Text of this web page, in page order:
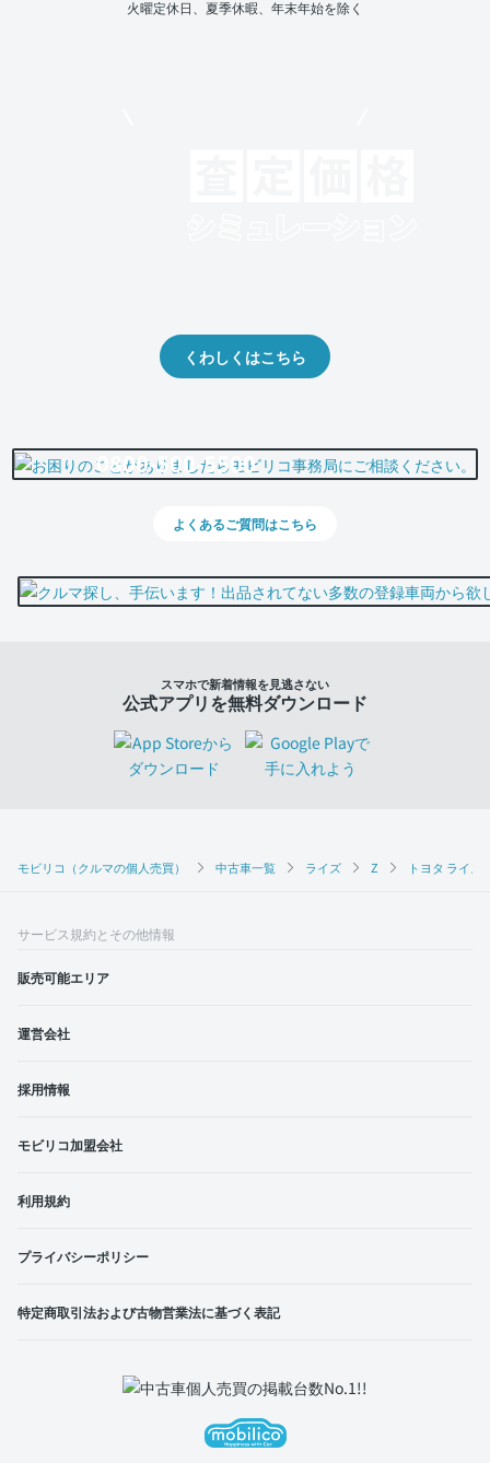
モビリコ（クルマの個人売買） 中古車一覧 ライズ Z トヨタ ライ
火曜定休日、夏季休暇、年末年始を除く
くわしくはこちら
0800-500-5500
よくあるご質問はこちら
スマホで新着情報を見逃さない
公式アプリを無料ダウンロード
サービス規約とその他情報
販売可能エリア
運営会社
採用情報
モビリコ加盟会社
利用規約
プライバシーポリシー
特定商取引法および古物営業法に基づく表記